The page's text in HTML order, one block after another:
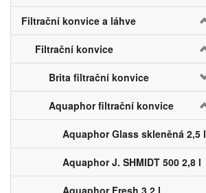
Filtrační konvice a láhve
Filtrační konvice
Brita filtrační konvice
Aquaphor filtrační konvice
Aquaphor Glass skleněná 2,5 l
Aquaphor J. SHMIDT 500 2,8 l
Aquaphor Fresh 3,2 l